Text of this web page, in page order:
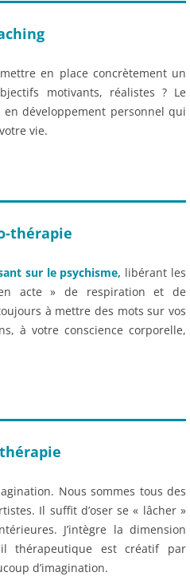
en place concrètement un
motivants, réalistes ? Le
développement personnel qui
vie.
thérapie
sur le psychisme, libérant les
acte » de respiration et de
à mettre des mots sur vos
à votre conscience corporelle,
Nous sommes tous des
Il suffit d’oser se « lâcher »
J’intègre la dimension
thérapeutique est créatif par
d’imagination.